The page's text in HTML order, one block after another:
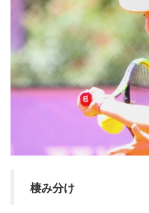
棲み分け